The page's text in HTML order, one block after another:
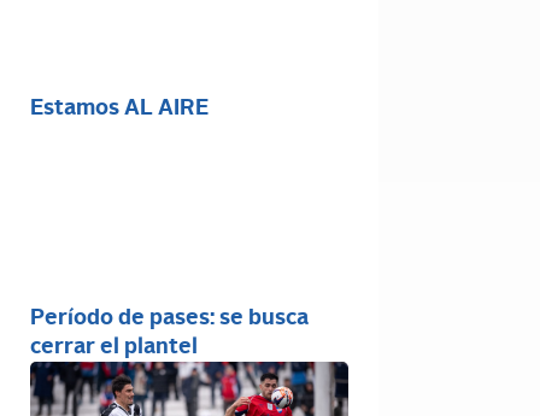
Estamos AL AIRE
Período de pases: se busca
cerrar el plantel